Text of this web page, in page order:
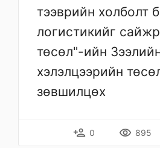
тээврийн холболт
логистикийг
төсөл"-ийн
хэлэлцээрийн
зөвшилцөх
person_add 0 remove_red_eye 895